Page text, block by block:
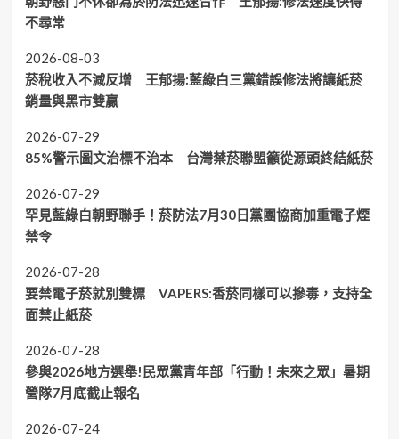
不尋常
2026-08-03
菸稅收入不減反增 王郁揚:藍綠白三黨錯誤修法將讓紙菸
銷量與黑市雙贏
2026-07-29
85%警示圖文治標不治本 台灣禁菸聯盟籲從源頭終結紙菸
2026-07-29
罕見藍綠白朝野聯手！菸防法7月30日黨團協商加重電子煙
禁令
2026-07-28
要禁電子菸就別雙標 VAPERS:香菸同樣可以摻毒，支持全
面禁止紙菸
2026-07-28
參與2026地方選舉!民眾黨青年部「行動！未來之眾」暑期
營隊7月底截止報名
2026-07-24